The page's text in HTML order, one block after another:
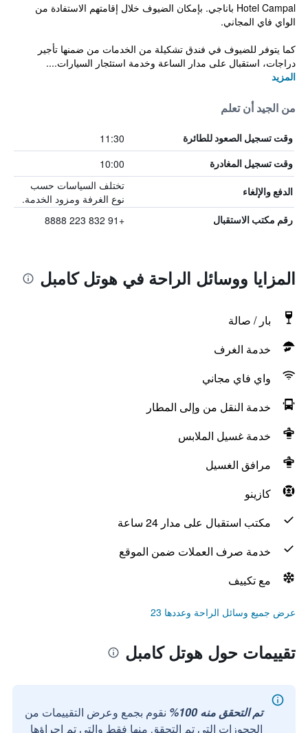
Hotel Campal باناجي. بإمكان الضيوف خلال إقامتهم الاستفادة من
الواي فاي المجاني.
كما يتوفر للضيوف في فندق تشكيلة من الخدمات من ضمنها تأجير
دراجات، استقبال على مدار الساعة وخدمة استئجار السيارات....
المزيد
من الجيد أن تعلم
وقت تسجيل الصعود للطائرة 11:30
وقت تسجيل المغادرة 10:00
الدفع والإلغاء
تختلف السياسات حسب
نوع الغرفة ومزود الخدمة.
رقم مكتب الاستقبال +91 832 223 8888
المزايا ووسائل الراحة في هوتل كامبل
بار / صالة
خدمة الغرف
واي فاي مجاني
خدمة النقل من وإلى المطار
خدمة غسيل الملابس
مرافق الغسيل
كازينو
مكتب استقبال على مدار 24 ساعة
خدمة صرف العملات ضمن الموقع
مع تكييف
عرض جميع وسائل الراحة وعددها 23
تقييمات حول هوتل كامبل
تم التحقق منه 100%
نقوم بجمع وعرض التقييمات من
الحجوزات التي تم التحقق منها فقط والتي تم إجراؤها